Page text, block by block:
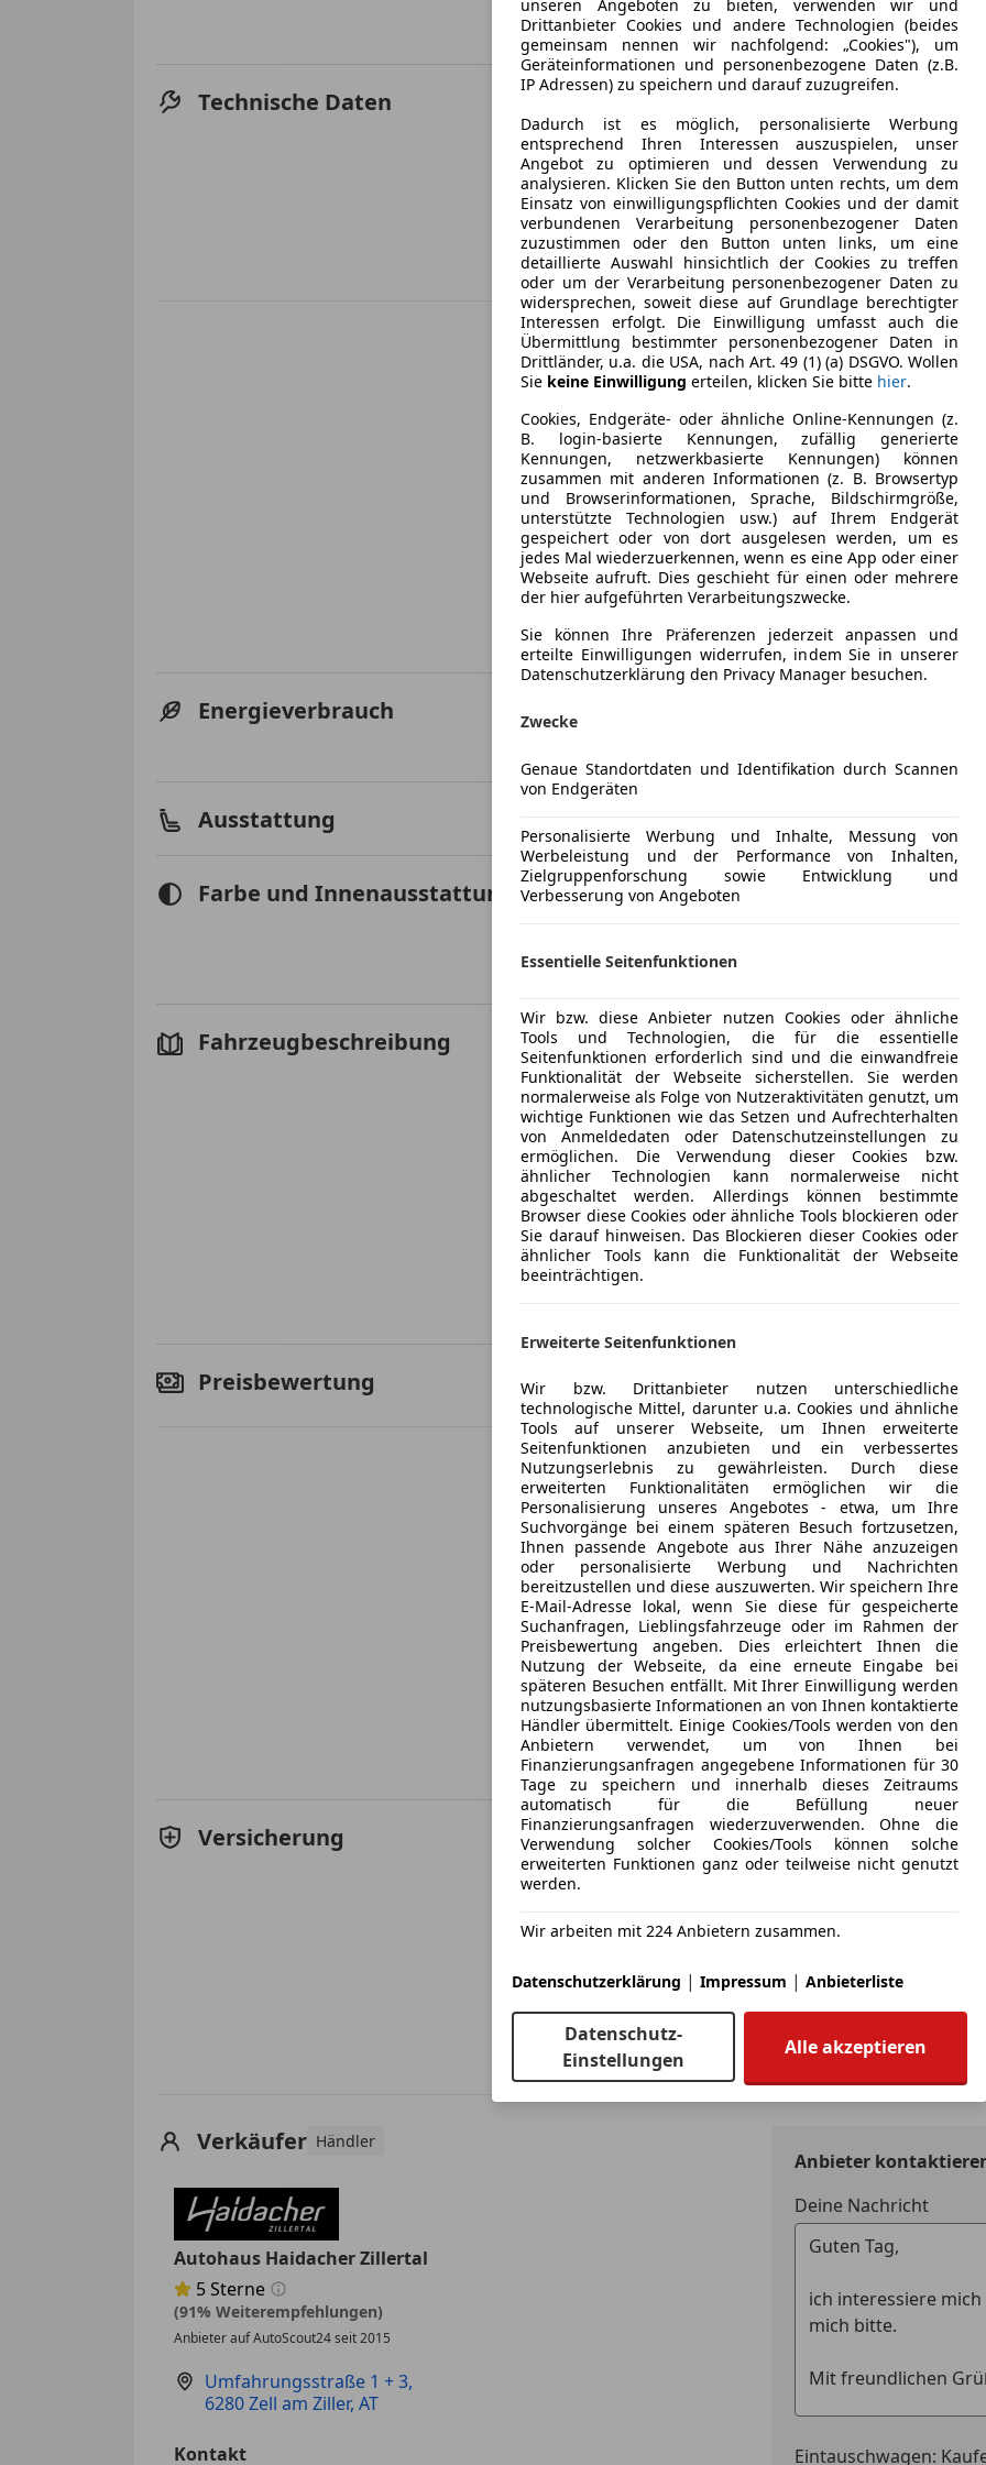
Fahrzeughalter
2
Technische Daten Leistung
135 kW
Getriebe
Hubraum
1 968 cm³
Gänge
7
Zylinder
4
Energieverbrauch Umweltplakette
Ausstattung
Einparkhilfe
Klimaanlage
Lichtsensor
Sitzheizung
Start/Stop-
teilb.
Unterhaltung/Media
MP3
Radio
Sicherheit
ABS
Alarmanlage
ESP
Isofix
Kopfairbag
LED-
LED-
Seitenairbag
Tagfahrlicht
Extras
Alufelgen
Dachreling
Reserverad
Sportsitze
Farbe und Innenausstattung Außenfarbe
Innenausstattung
Fahrzeugbeschreibung
HIGHLIGHTS & PAKETE
Glanzpaket
*Businesspaket*
*Komfortpaket*
*S line Sportpaket*
Connectivity-Paket
Connectivity-Paket
LED-Innenlichtpaket
LED-Innenlichtpaket
S line Exterieurpaket
ASSISTENZSYSTEME
Anfahrassistent
Antriebs-Schlupf-Regelung ASR
Fahrerinformationssystem mit weißem 3 5-TFT-
Geschwindigkeitsregelanlage
Geschwindigkeitsregelanlage
Einparkhilfe plus
Einparkhilfe plus
Elektronische Stabilisierungskontrolle (ESC) mit
Momentensteuerung
MOTOR GETRIEBE & FAHRWERK
Start-Stop-System
Anti-Blockier-System ABS
Elektronische Differenzialsperre EDS
Abgasendrohre
S line Sportfahrwerk
AUDIO & KOMMUNIKATION
Bluetooth-Schnittstelle
Audi Sound System
Fahrerinformationssystem mit Farbdisplay
INTERIEUR
Klimaanlage manuell
4 Wege Lendenwirbelstütze
Innenspiegel abblendbar in Dachhimmelfarbe
Innenspiegel automatisch abblendend
Ladekantenschutz in Edelstahl
Preisbewertung Mehr anzeigen
Versicherung Kfz-Versicherung
Versicherungsschutz an Ihre Bedürfnisse
Freischaden-Gutschein ab Stufe 0
Jetzt berechnen
Verkäufer Händler
Autohaus Haidacher Zillertal
Sternebewertung 5 von 5
5Sterne
(91% Weiterempfehlungen)
Anbieter auf AutoScout24 seit 2015
Umfahrungsstraße 1 + 3,
6280 Zell am Ziller, AT
Kontakt
Anbieter
Deine Nachricht
Eintauschwagen:
unseren Angeboten zu bieten, verwenden wir und
Drittanbieter Cookies und andere Technologien (beides
gemeinsam nennen wir nachfolgend: „Cookies"), um
Geräteinformationen und personenbezogene Daten (z.B.
IP Adressen) zu speichern und darauf zuzugreifen.
Dadurch ist es möglich, personalisierte Werbung
entsprechend Ihren Interessen auszuspielen, unser
Angebot zu optimieren und dessen Verwendung zu
analysieren. Klicken Sie den Button unten rechts, um dem
Einsatz von einwilligungspflichten Cookies und der damit
verbundenen Verarbeitung personenbezogener Daten
zuzustimmen oder den Button unten links, um eine
detaillierte Auswahl hinsichtlich der Cookies zu treffen
oder um der Verarbeitung personenbezogener Daten zu
widersprechen, soweit diese auf Grundlage berechtigter
Interessen erfolgt. Die Einwilligung umfasst auch die
Übermittlung bestimmter personenbezogener Daten in
Drittländer, u.a. die USA, nach Art. 49 (1) (a) DSGVO. Wollen
Sie keine Einwilligung erteilen, klicken Sie bitte hier.
Cookies, Endgeräte- oder ähnliche Online-Kennungen (z.
B. login-basierte Kennungen, zufällig generierte
Kennungen, netzwerkbasierte Kennungen) können
zusammen mit anderen Informationen (z. B. Browsertyp
und Browserinformationen, Sprache, Bildschirmgröße,
unterstützte Technologien usw.) auf Ihrem Endgerät
gespeichert oder von dort ausgelesen werden, um es
jedes Mal wiederzuerkennen, wenn es eine App oder einer
Webseite aufruft. Dies geschieht für einen oder mehrere
der hier aufgeführten Verarbeitungszwecke.
Sie können Ihre Präferenzen jederzeit anpassen und
erteilte Einwilligungen widerrufen, indem Sie in unserer
Datenschutzerklärung den Privacy Manager besuchen.
Zwecke
Genaue Standortdaten und Identifikation durch Scannen
von Endgeräten
Personalisierte Werbung und Inhalte, Messung von
Werbeleistung und der Performance von Inhalten,
Zielgruppenforschung sowie Entwicklung und
Verbesserung von Angeboten
Essentielle Seitenfunktionen
Wir bzw. diese Anbieter nutzen Cookies oder ähnliche
Tools und Technologien, die für die essentielle
Seitenfunktionen erforderlich sind und die einwandfreie
Funktionalität der Webseite sicherstellen. Sie werden
normalerweise als Folge von Nutzeraktivitäten genutzt, um
wichtige Funktionen wie das Setzen und Aufrechterhalten
von Anmeldedaten oder Datenschutzeinstellungen zu
ermöglichen. Die Verwendung dieser Cookies bzw.
ähnlicher Technologien kann normalerweise nicht
abgeschaltet werden. Allerdings können bestimmte
Browser diese Cookies oder ähnliche Tools blockieren oder
Sie darauf hinweisen. Das Blockieren dieser Cookies oder
ähnlicher Tools kann die Funktionalität der Webseite
beeinträchtigen.
Erweiterte Seitenfunktionen
Wir bzw. Drittanbieter nutzen unterschiedliche
technologische Mittel, darunter u.a. Cookies und ähnliche
Tools auf unserer Webseite, um Ihnen erweiterte
Seitenfunktionen anzubieten und ein verbessertes
Nutzungserlebnis zu gewährleisten. Durch diese
erweiterten Funktionalitäten ermöglichen wir die
Personalisierung unseres Angebotes - etwa, um Ihre
Suchvorgänge bei einem späteren Besuch fortzusetzen,
Ihnen passende Angebote aus Ihrer Nähe anzuzeigen
oder personalisierte Werbung und Nachrichten
bereitzustellen und diese auszuwerten. Wir speichern Ihre
E-Mail-Adresse lokal, wenn Sie diese für gespeicherte
Suchanfragen, Lieblingsfahrzeuge oder im Rahmen der
Preisbewertung angeben. Dies erleichtert Ihnen die
Nutzung der Webseite, da eine erneute Eingabe bei
späteren Besuchen entfällt. Mit Ihrer Einwilligung werden
nutzungsbasierte Informationen an von Ihnen kontaktierte
Händler übermittelt. Einige Cookies/Tools werden von den
Anbietern verwendet, um von Ihnen bei
Finanzierungsanfragen angegebene Informationen für 30
Tage zu speichern und innerhalb dieses Zeitraums
automatisch für die Befüllung neuer
Finanzierungsanfragen wiederzuverwenden. Ohne die
Verwendung solcher Cookies/Tools können solche
erweiterten Funktionen ganz oder teilweise nicht genutzt
werden.
Wir arbeiten mit 224 Anbietern zusammen.
Datenschutzerklärung | Impressum | Anbieterliste
Datenschutz-
Einstellungen
Alle akzeptieren